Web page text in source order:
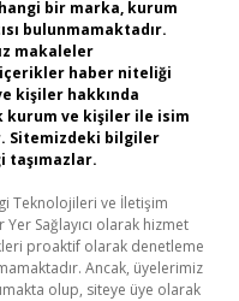
bir marka, kurum
bulunmamaktadır.
makaleler
içerikler haber niteliği
kişiler hakkında
kurum ve kişiler ile isim
Sitemizdeki bilgiler
taşımazlar.
Teknolojileri ve İletişim
Sağlayıcı olarak hizmet
proaktif olarak denetleme
Ancak, üyelerimiz
olup, siteye üye olarak